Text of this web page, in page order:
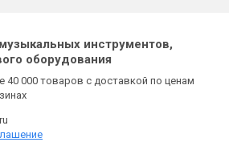
инструментов,
оборудования
40 000 товаров с доставкой по ценам